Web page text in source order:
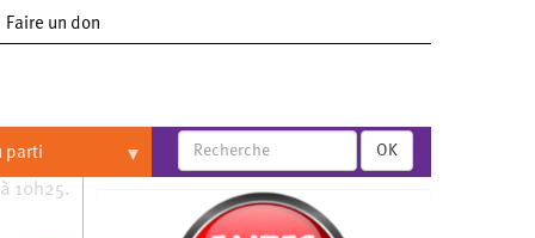
Faire un don
parti OK
10h25.